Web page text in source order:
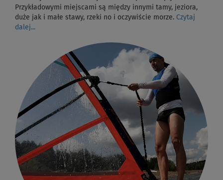
Przykładowymi miejscami są między innymi tamy, jeziora,
duże jak i małe stawy, rzeki no i oczywiście morze. Czytaj
dalej...